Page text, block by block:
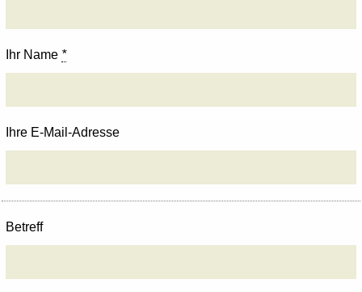
Ihr Name *
Ihre E-Mail-Adresse
Betreff